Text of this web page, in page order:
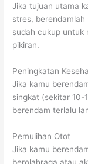
Jika tujuan utama
stres,
sudah cukup untuk
pikiran.
Peningkatan
Jika kamu
singkat (sekitar 10-
berendam terlalu
Pemulihan Otot
Jika kamu